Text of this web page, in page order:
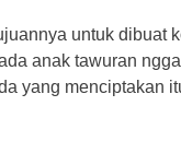
untuk dibuat
anak tawuran
yang menciptakan